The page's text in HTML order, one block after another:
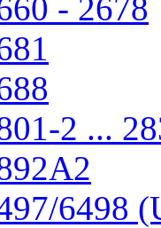
- 2678
2 ...
6498